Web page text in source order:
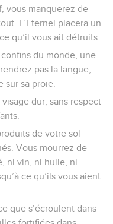
vous manquerez de
L’Eternel placera un
qu’il vous ait détruits.
du monde, une
pas la langue,
sur sa proie.
dur, sans respect
de votre sol
Vous mourrez de
ni vin, ni huile, ni
ce qu’ils vous aient
que s’écroulent dans